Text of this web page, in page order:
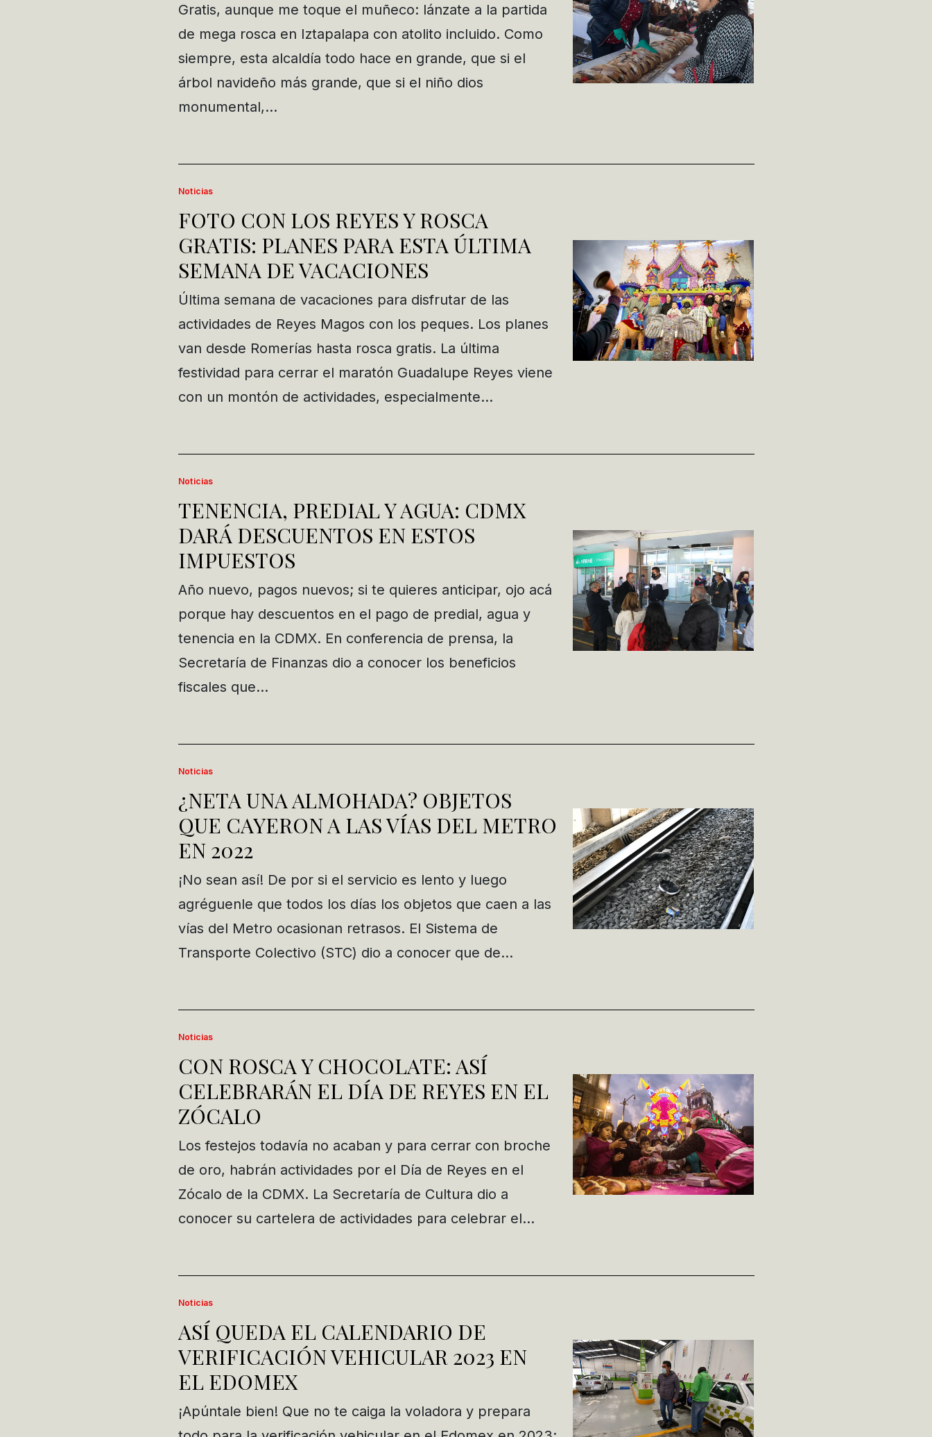
Gratis, aunque me toque el muñeco: lánzate a la partida
de mega rosca en Iztapalapa con atolito incluido. Como
siempre, esta alcaldía todo hace en grande, que si el
árbol navideño más grande, que si el niño dios
monumental,…
Noticias
FOTO CON LOS REYES Y ROSCA
GRATIS: PLANES PARA ESTA ÚLTIMA
SEMANA DE VACACIONES
Última semana de vacaciones para disfrutar de las
actividades de Reyes Magos con los peques. Los planes
van desde Romerías hasta rosca gratis. La última
festividad para cerrar el maratón Guadalupe Reyes viene
con un montón de actividades, especialmente…
Noticias
TENENCIA, PREDIAL Y AGUA: CDMX
DARÁ DESCUENTOS EN ESTOS
IMPUESTOS
Año nuevo, pagos nuevos; si te quieres anticipar, ojo acá
porque hay descuentos en el pago de predial, agua y
tenencia en la CDMX. En conferencia de prensa, la
Secretaría de Finanzas dio a conocer los beneficios
fiscales que…
Noticias
¿NETA UNA ALMOHADA? OBJETOS
QUE CAYERON A LAS VÍAS DEL METRO
EN 2022
¡No sean así! De por si el servicio es lento y luego
agréguenle que todos los días los objetos que caen a las
vías del Metro ocasionan retrasos. El Sistema de
Transporte Colectivo (STC) dio a conocer que de…
Noticias
CON ROSCA Y CHOCOLATE: ASÍ
CELEBRARÁN EL DÍA DE REYES EN EL
ZÓCALO
Los festejos todavía no acaban y para cerrar con broche
de oro, habrán actividades por el Día de Reyes en el
Zócalo de la CDMX. La Secretaría de Cultura dio a
conocer su cartelera de actividades para celebrar el…
Noticias
ASÍ QUEDA EL CALENDARIO DE
VERIFICACIÓN VEHICULAR 2023 EN
EL EDOMEX
¡Apúntale bien! Que no te caiga la voladora y prepara